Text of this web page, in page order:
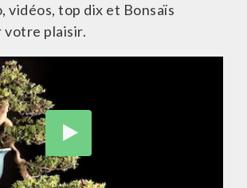
vidéos, top dix et Bonsaïs
votre plaisir.